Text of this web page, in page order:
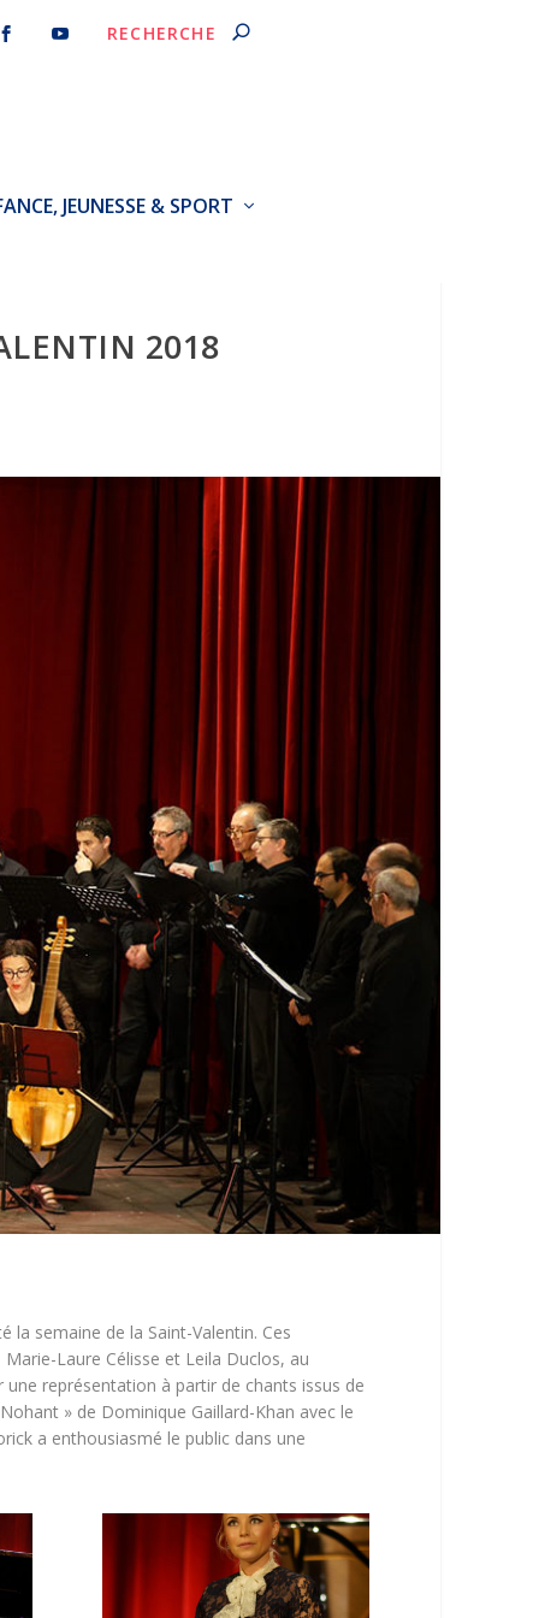
JEUNESSE & SPORT
2018
la semaine de la Saint-Valentin. Ces
Laure Célisse et Leila Duclos, au
représentation à partir de chants issus de
» de Dominique Gaillard-Khan avec le
a enthousiasmé le public dans une